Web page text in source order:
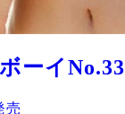
ーイNo.33
売